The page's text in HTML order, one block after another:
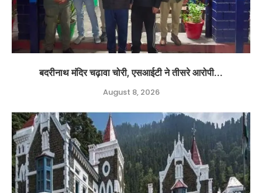
बदरीनाथ मंदिर चढ़ावा चोरी, एसआईटी ने तीसरे आरोपी...
August 8, 2026